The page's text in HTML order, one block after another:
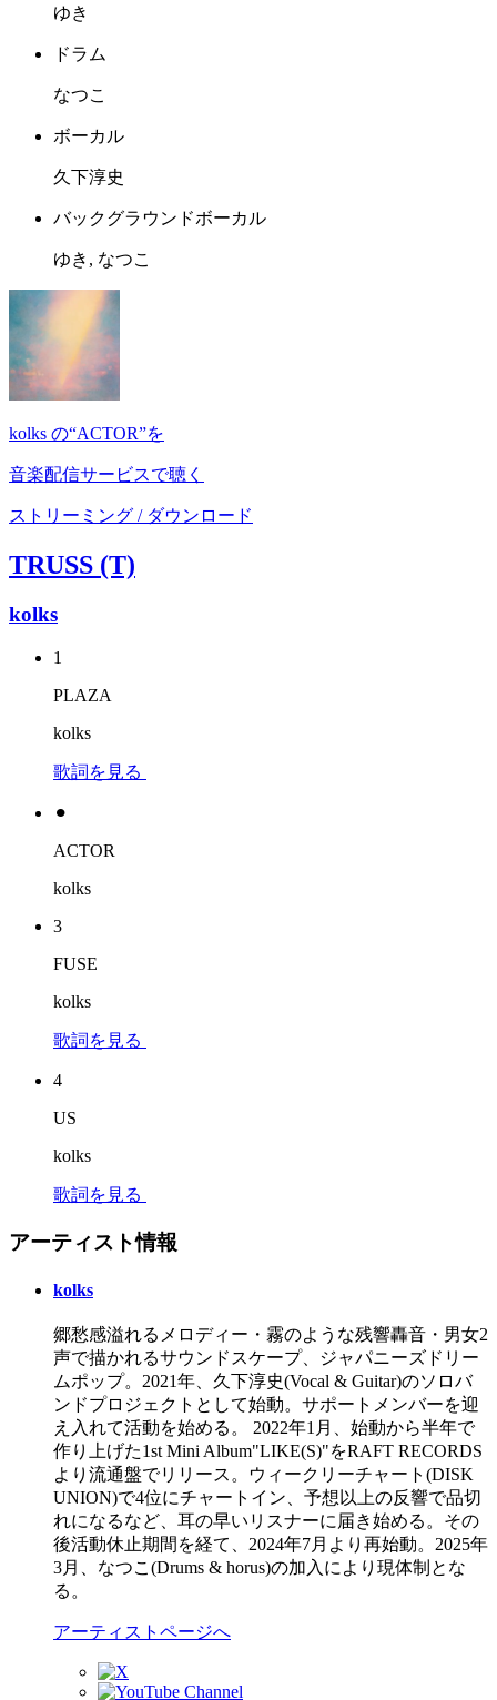
ゆき
ドラム
なつこ
ボーカル
久下淳史
バックグラウンドボーカル
ゆき, なつこ
kolks の“ACTOR”を
音楽配信サービスで聴く
ストリーミング / ダウンロード
TRUSS (T)
kolks
1
PLAZA
kolks
歌詞を見る
⚫︎
ACTOR
kolks
3
FUSE
kolks
歌詞を見る
4
US
kolks
歌詞を見る
アーティスト情報
kolks
郷愁感溢れるメロディー・霧のような残響轟音・男女2
声で描かれるサウンドスケープ、ジャパニーズドリー
ムポップ。2021年、久下淳史(Vocal & Guitar)のソロバ
ンドプロジェクトとして始動。サポートメンバーを迎
え入れて活動を始める。 2022年1月、始動から半年で
作り上げた1st Mini Album"LIKE(S)"をRAFT RECORDS
より流通盤でリリース。ウィークリーチャート(DISK
UNION)で4位にチャートイン、予想以上の反響で品切
れになるなど、耳の早いリスナーに届き始める。その
後活動休止期間を経て、2024年7月より再始動。2025年
3月、なつこ(Drums & horus)の加入により現体制とな
る。
アーティストページへ